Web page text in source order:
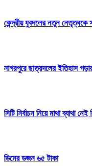
কেন্দ্রীয় যুবদলের নতুন নেতৃত্বকে
নাগরপুরে ছাত্রদলের ইতিহাস
সিটি নির্বাচন নিয়ে মাথা ব্যাথা
ডিমের ডজন ৬৫ টাকা